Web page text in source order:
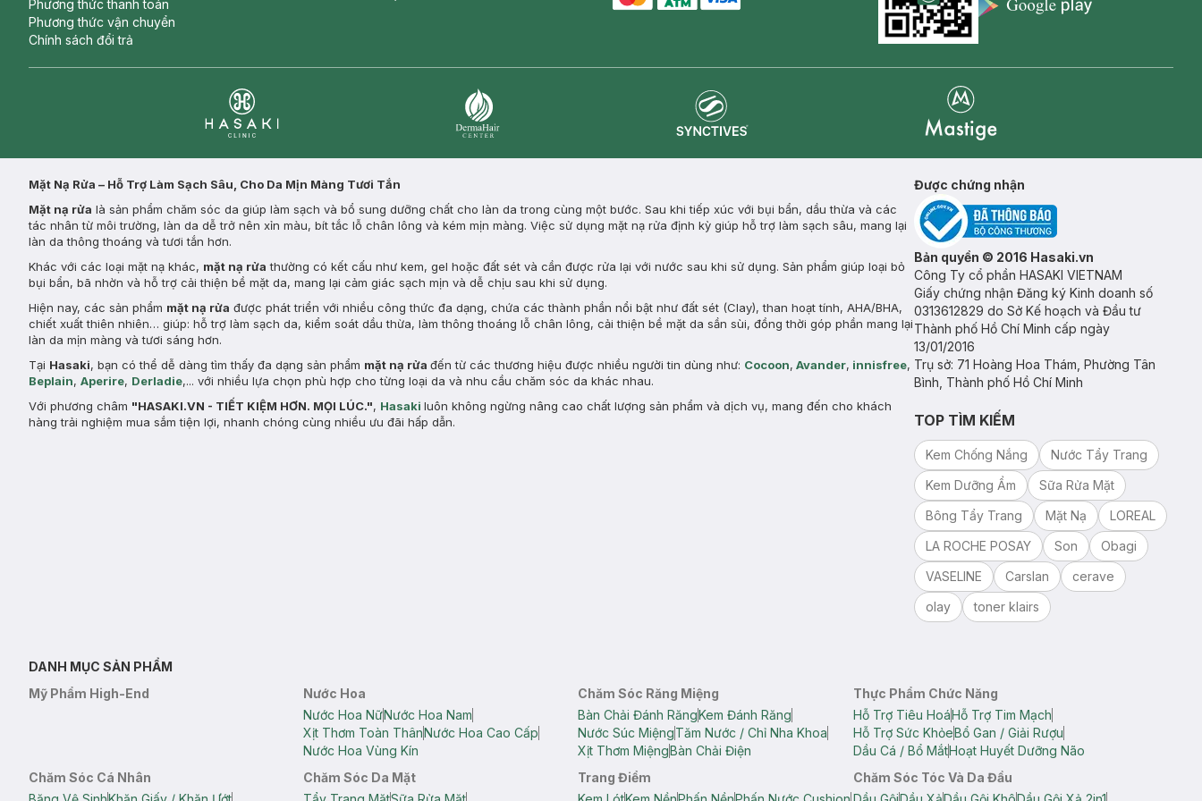
Phương thức thanh toán
Phương thức vận chuyển
Chính sách đổi trả
Appstore icon
Mặt Nạ Rửa – Hỗ Trợ Làm Sạch Sâu, Cho Da Mịn Màng Tươi Tắn
Mặt nạ rửa là sản phẩm chăm sóc da giúp làm sạch và bổ sung dưỡng chất cho làn da trong cùng một bước. Sau khi tiếp xúc với bụi bẩn, dầu thừa và các
tác nhân từ môi trường, làn da dễ trở nên xỉn màu, bít tắc lỗ chân lông và kém mịn màng. Việc sử dụng mặt nạ rửa định kỳ giúp hỗ trợ làm sạch sâu, mang lại
làn da thông thoáng và tươi tắn hơn.
Khác với các loại mặt nạ khác, mặt nạ rửa thường có kết cấu như kem, gel hoặc đất sét và cần được rửa lại với nước sau khi sử dụng. Sản phẩm giúp loại bỏ
bụi bẩn, bã nhờn và hỗ trợ cải thiện bề mặt da, mang lại cảm giác sạch mịn và dễ chịu sau khi sử dụng.
Hiện nay, các sản phẩm mặt nạ rửa được phát triển với nhiều công thức đa dạng, chứa các thành phần nổi bật như đất sét (Clay), than hoạt tính, AHA/BHA,
chiết xuất thiên nhiên… giúp: hỗ trợ làm sạch da, kiểm soát dầu thừa, làm thông thoáng lỗ chân lông, cải thiện bề mặt da sần sùi, đồng thời góp phần mang lại
làn da mịn màng và tươi sáng hơn.
Tại Hasaki, bạn có thể dễ dàng tìm thấy đa dạng sản phẩm mặt nạ rửa đến từ các thương hiệu được nhiều người tin dùng như: Cocoon, Avander, innisfree,
Beplain, Aperire, Derladie,... với nhiều lựa chọn phù hợp cho từng loại da và nhu cầu chăm sóc da khác nhau.
Với phương châm "HASAKI.VN - TIẾT KIỆM HƠN. MỌI LÚC.", Hasaki luôn không ngừng nâng cao chất lượng sản phẩm và dịch vụ, mang đến cho khách
hàng trải nghiệm mua sắm tiện lợi, nhanh chóng cùng nhiều ưu đãi hấp dẫn.
Được chứng nhận
Bản quyền © 2016 Hasaki.vn
Công Ty cổ phần HASAKI VIETNAM
Giấy chứng nhận Đăng ký Kinh doanh số
0313612829 do Sở Kế hoạch và Đầu tư
Thành phố Hồ Chí Minh cấp ngày
13/01/2016
Trụ sở: 71 Hoàng Hoa Thám, Phường Tân
Bình, Thành phố Hồ Chí Minh
TOP TÌM KIẾM
Kem Chống Nắng
Nước Tẩy Trang
Kem Dưỡng Ẩm
Sữa Rửa Mặt
Bông Tẩy Trang
Mặt Nạ
LOREAL
LA ROCHE POSAY
Son
Obagi
VASELINE
Carslan
cerave
olay
toner klairs
DANH MỤC SẢN PHẨM
Mỹ Phẩm High-End
Nước Hoa
Nước Hoa NữNước Hoa Nam
Xịt Thơm Toàn ThânNước Hoa Cao Cấp
Nước Hoa Vùng Kín
Chăm Sóc Răng Miệng
Bàn Chải Đánh RăngKem Đánh Răng
Nước Súc MiệngTăm Nước / Chỉ Nha Khoa
Xịt Thơm MiệngBàn Chải Điện
Thực Phẩm Chức Năng
Hỗ Trợ Tiêu HoáHỗ Trợ Tim Mạch
Hỗ Trợ Sức KhỏeBổ Gan / Giải Rượu
Dầu Cá / Bổ MắtHoạt Huyết Dưỡng Não
Chăm Sóc Cá Nhân
Chăm Sóc Da Mặt
Trang Điểm
Chăm Sóc Tóc Và Da Đầu